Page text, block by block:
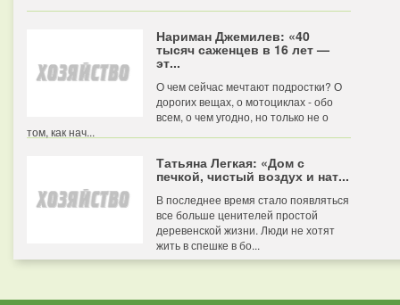
Нариман Джемилев: «40
тысяч саженцев в 16 лет —
эт...
О чем сейчас мечтают подростки? О
дорогих вещах, о мотоциклах - обо
всем, о чем угодно, но только не о
том, как нач...
Татьяна Легкая: «Дом с
печкой, чистый воздух и нат...
В последнее время стало появляться
все больше ценителей простой
деревенской жизни. Люди не хотят
жить в спешке в бо...